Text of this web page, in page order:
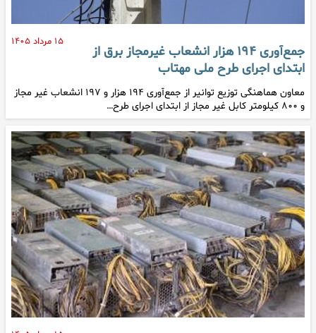
۱۵ مرداد ۱۴۰۵
جمع‌آوری ۱۹۴ هزار انشعاب غیرمجاز برق از
ابتدای اجرای طرح ملی مهتاب
معاون هماهنگی توزیع توانیر از جمع‌آوری ۱۹۴ هزار و ۱۹۷ انشعاب غیر مجاز
و ۸۰۰ کیلومتر کابل غیر مجاز از ابتدای اجرای طرح…